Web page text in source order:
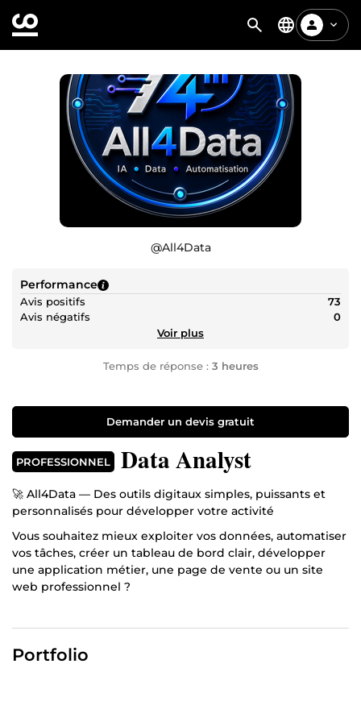
@All4Data
Performance
Avis positifs
73
Avis négatifs
0
Voir plus
Temps de réponse : 3 heures
Demander un devis gratuit
PROFESSIONNEL Data Analyst
🚀 All4Data — Des outils digitaux simples, puissants et
personnalisés pour développer votre activité
Vous souhaitez mieux exploiter vos données, automatiser
vos tâches, créer un tableau de bord clair, développer
une application métier, une page de vente ou un site
web professionnel ?
automatisation, tableaux de bord et solutions digitales,
All4Data vous accompagne dans la création d’outils
simples, efficaces et adaptés à vos besoins réels.
Portfolio